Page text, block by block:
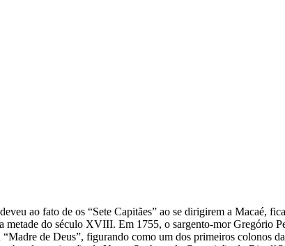
ao fato de os “Sete Capitães” ao se dirigirem a Macaé,
do século XVIII. Em 1755, o sargento-mor Gregório
de Deus”, figurando como um dos primeiros colonos